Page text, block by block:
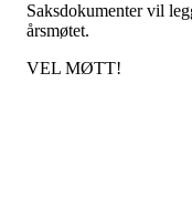
Saksdokumenter vil
årsmøtet.
VEL MØTT!